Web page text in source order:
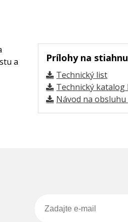
Prílohy na
Technický list
Technický katalog
Návod na obsluhu
a